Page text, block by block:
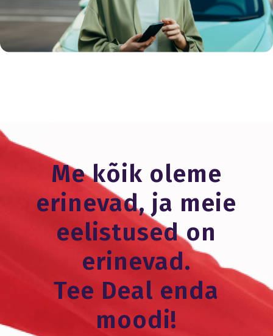
Me kõik oleme
erinevad, ja meie
eelistused on
erinevad.
Tee Deal enda
moodi!